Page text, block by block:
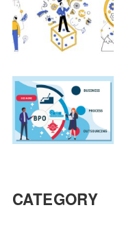
CATEGORY